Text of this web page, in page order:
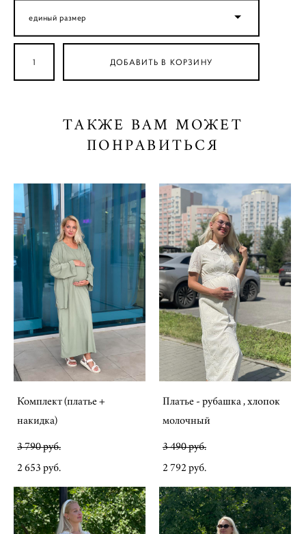
единый размер
ДОБАВИТЬ В КОРЗИНУ
ТАКЖЕ ВАМ МОЖЕТ
ПОНРАВИТЬСЯ
Комплект (платье +
накидка)
3 790 pуб.
2 653 pуб.
Платье - рубашка , хлопок
молочный
3 490 pуб.
2 792 pуб.